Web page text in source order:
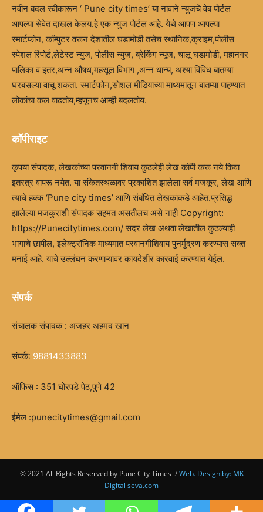
नवीन बदल स्वीकारून ‘ Pune city times’ या नावाने न्युजचे वेब पोर्टल
आपल्या सेवेत दाखल केलय.हे एक न्युज पोर्टल आहे. येथे आपण आपल्या
स्मार्टफोन, कॉम्पुटर वरून देशातील घडामोडी तसेच स्थानिक,क्राइम,पोलीस
स्पेशल रिपोर्ट,लेटेस्ट न्युज, पोलीस न्युज, ब्रेकिंग न्यूज, चालू घडामोडी, महानगर
पालिका व इतर,अन्न औषध,महसूल विभाग ,अन्न धान्य, अश्या विविध बातम्या
घरबसल्या वाचू शकता. स्मार्टफोन,सोशल मीडियाच्या माध्यमातून बातम्या पाहण्यात
लोकांचा कल वाढतोय,म्हणूनच आम्ही बदलतोय.
कॉपीराइट
कृपया संपादक, लेखकांच्या परवानगी शिवाय कुठलेही लेख कॉपी करू नये किवा
इतरत्र वापरू नयेत. या संकेतस्थळावर प्रकाशित झालेला सर्व मजकूर, लेख आणि
त्याचे हक्क ‘Pune city times’ आणि संबंधित लेखकांकडे आहेत.प्रसिद्ध
झालेल्या मजकुराशी संपादक सहमत असतीलच असे नाही Copyright:
https://Punecitytimes.com/ सदर लेख अथवा लेखातील कुठल्याही
भागाचे छापील, इलेक्ट्रॉनिक माध्यमात परवानगीशिवाय पुनर्मुद्रण करण्यास सक्त
मनाई आहे. याचे उल्लंघन करणाऱ्यांवर कायदेशीर कारवाई करण्यात येईल.
संपर्क
संचालक संपादक : अजहर अहमद खान
संपर्क: 9881433883
ऑफिस : 351 घोरपडे पेठ,पुणे 42
ईमेल :punecitytimes@gmail.com
© 2021 All Rights Reserved by Pune City Times ./Web. Design.by: MK
Digital seva.com